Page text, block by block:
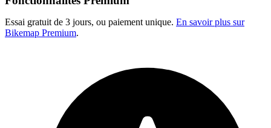
Essai gratuit de 3 jours, ou paiement unique. En savoir plus sur
Bikemap Premium.